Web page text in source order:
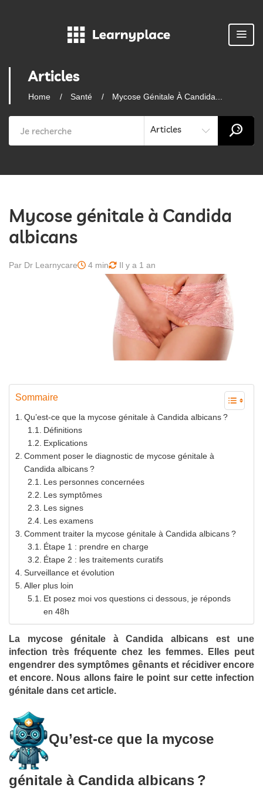
Articles
Home Santé Mycose Génitale À Candida...
Articles
Mycose génitale à Candida
albicans
Par Dr Learnycare 4 min Il y a 1 an
Sommaire
Qu’est-ce que la mycose génitale à Candida albicans ?
Définitions
Explications
Comment poser le diagnostic de mycose génitale à
Candida albicans ?
Les personnes concernées
Les symptômes
Les signes
Les examens
Comment traiter la mycose génitale à Candida albicans ?
Étape 1 : prendre en charge
Étape 2 : les traitements curatifs
Surveillance et évolution
Aller plus loin
Et posez moi vos questions ci dessous, je réponds
en 48h
La mycose génitale à Candida albicans est une
infection très fréquente chez les femmes. Elles peut
engendrer des symptômes gênants et récidiver encore
et encore. Nous allons faire le point sur cette infection
génitale dans cet article.
Qu’est-ce que la mycose
génitale à Candida albicans ?